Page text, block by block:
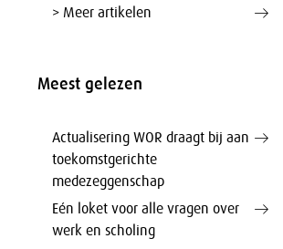
> Meer artikelen
Meest gelezen
Actualisering WOR draagt bij aan
toekomstgerichte
medezeggenschap
Eén loket voor alle vragen over
werk en scholing